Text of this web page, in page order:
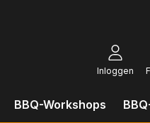
Inloggen
BBQ-Workshops